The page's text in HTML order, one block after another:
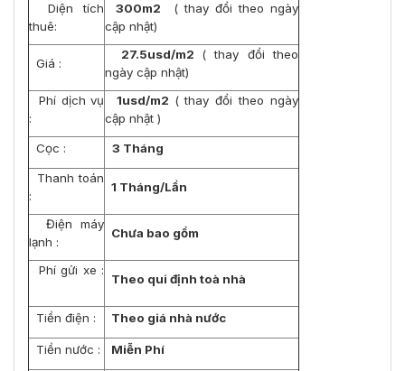
Diện tích
thuê:
300m2
( thay đổi theo ngày
cập nhật)
Giá :
27.5usd/m2 ( thay đổi theo
ngày cập nhật)
Phí dịch vụ
:
1usd/m2 ( thay đổi theo ngày
cập nhật )
Cọc : 3 Tháng
Thanh toán
:
1 Tháng/Lần
Điện máy
lạnh :
Chưa bao gồm
Phí gửi xe :
Theo qui định toà nhà
Tiền điện : Theo giá nhà nước
Tiền nước : Miễn Phí